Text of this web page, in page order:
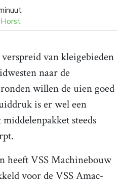
van kleigebieden
naar de
willen de uien goed
is er wel een
steeds
heeft VSS Machinebouw
voor de VSS Amac-